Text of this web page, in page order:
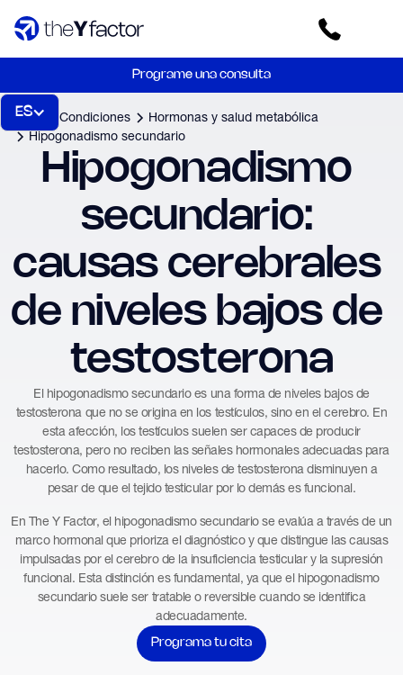
Programe una consulta
ES
Inicio Condiciones
Hormonas y salud metabólica
Hipogonadismo secundario
Hipogonadismo
secundario:
causas cerebrales
de niveles bajos de
testosterona
El hipogonadismo secundario es una forma de niveles bajos de
testosterona que no se origina en los testículos, sino en el cerebro. En
esta afección, los testículos suelen ser capaces de producir
testosterona, pero no reciben las señales hormonales adecuadas para
hacerlo. Como resultado, los niveles de testosterona disminuyen a
pesar de que el tejido testicular por lo demás es funcional.
En The Y Factor, el hipogonadismo secundario se evalúa a través de un
marco hormonal que prioriza el diagnóstico y que distingue las causas
impulsadas por el cerebro de la insuficiencia testicular y la supresión
funcional. Esta distinción es fundamental, ya que el hipogonadismo
secundario suele ser tratable o reversible cuando se identifica
adecuadamente.
Programa tu cita